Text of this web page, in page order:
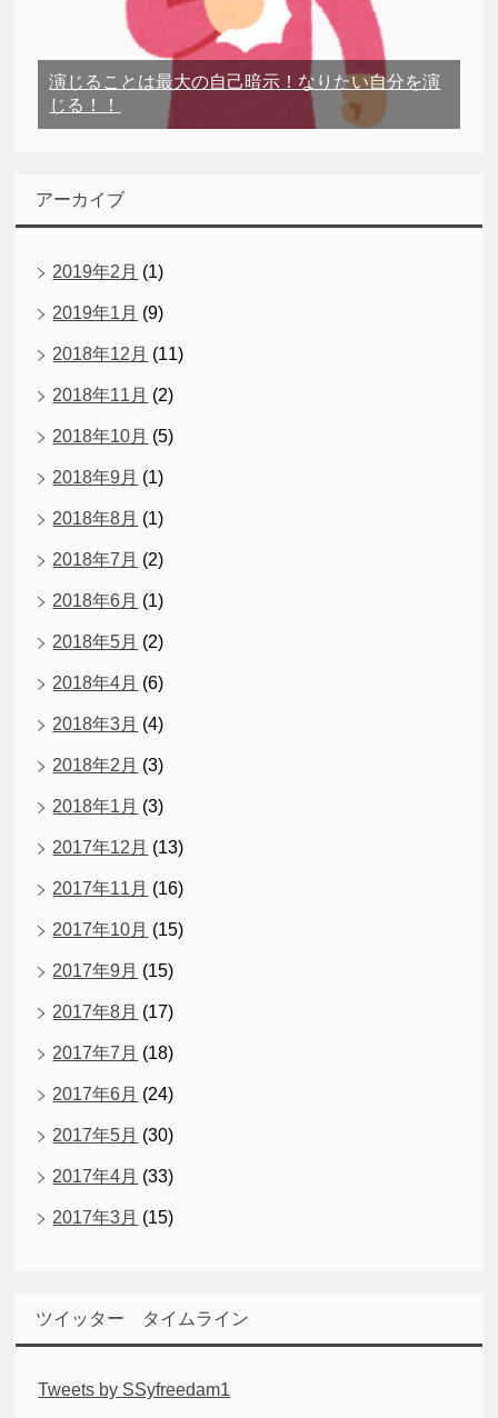
演じることは最大の自己暗示！なりたい自分を演
じる！！
アーカイブ
2019年2月 (1)
2019年1月 (9)
2018年12月 (11)
2018年11月 (2)
2018年10月 (5)
2018年9月 (1)
2018年8月 (1)
2018年7月 (2)
2018年6月 (1)
2018年5月 (2)
2018年4月 (6)
2018年3月 (4)
2018年2月 (3)
2018年1月 (3)
2017年12月 (13)
2017年11月 (16)
2017年10月 (15)
2017年9月 (15)
2017年8月 (17)
2017年7月 (18)
2017年6月 (24)
2017年5月 (30)
2017年4月 (33)
2017年3月 (15)
ツイッター タイムライン
Tweets by SSyfreedam1